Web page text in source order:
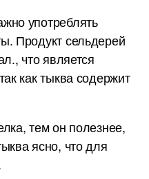
употреблять
Продукт сельдерей
что является
как тыква содержит
тем он полезнее,
ясно, что для